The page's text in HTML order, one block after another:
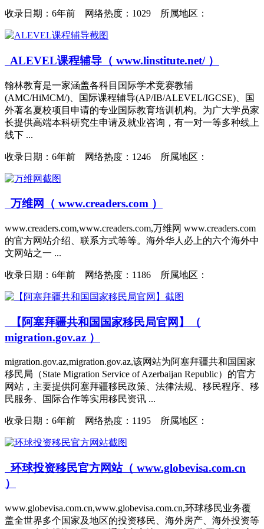
收录日期： 6年前 网络热度：1029 所属地区：
ALEVEL课程辅导（ www.linstitute.net/ ）
翰林教育是一家涵盖各科目国际学术竞赛教辅
(AMC/HiMCM/)、国际课程辅导(AP/IB/ALEVEL/IGCSE)、国
外著名夏校项目申请的专业国际教育培训机构。为广大学员家
长提供高端本科研究生申请及就业咨询，有一对一等多种线上
线下 ...
收录日期： 6年前 网络热度：1246 所属地区：
万维网（ www.creaders.com ）
www.creaders.com,www.creaders.com,万维网 www.creaders.com
的官方网站介绍、联系方式等等。海外华人必上的六个海外中
文网站之一 ...
收录日期： 6年前 网络热度：1186 所属地区：
【阿塞拜疆共和国国家移民局官网】（
migration.gov.az ）
migration.gov.az,migration.gov.az,该网站为阿塞拜疆共和国国家
移民局（State Migration Service of Azerbaijan Republic）的官方
网站，主要提供阿塞拜疆移民政策、法律法规、移民程序、移
民服务、国际合作等实用移民资讯 ...
收录日期： 6年前 网络热度：1195 所属地区：
环球投资移民官方网站（ www.globevisa.com.cn
）
www.globevisa.com.cn,www.globevisa.com.cn,环球移民业务覆
盖全世界多个国家及地区的投资移民、海外房产、海外投资等